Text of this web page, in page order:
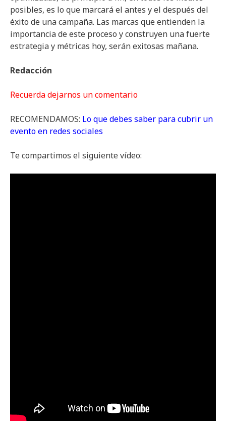
posibles, es lo que marcará el antes y el después del
éxito de una campaña. Las marcas que entienden la
importancia de este proceso y construyen una fuerte
estrategia y métricas hoy, serán exitosas mañana.
Redacción
Recuerda dejarnos un comentario
RECOMENDAMOS: Lo que debes saber para cubrir un
evento en redes sociales
Te compartimos el siguiente vídeo: